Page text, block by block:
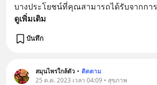
บางประโยชน์ที่คุณสามารถได้รับจากกา
ดูเพิ่มเติม
บันทึก
สมุนไพรใกล้ตัว • ติดตาม
25 ต.ค. 2023 เวลา 04:09 • สุขภาพ